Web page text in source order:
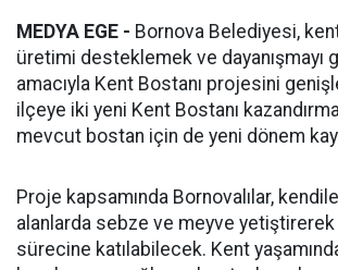
MEDYA EGE - Bornova Belediyesi,
üretimi desteklemek ve dayanışmayı
amacıyla Kent Bostanı projesini
ilçeye iki yeni Kent Bostanı
mevcut bostan için de yeni dönem
Proje kapsamında Bornovalılar,
alanlarda sebze ve meyve
sürecine katılabilecek. Kent